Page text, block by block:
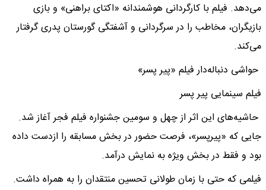
می‌دهد. فیلم با کارگردانی هوشمندانه «اکتای براهنی» و بازی
بازیگران، مخاطب را در سرگردانی و آشفتگی گورستان پدری گرفتار
می‌کند.
حواشی دنباله‌دار فیلم «پیر پسر»
فیلم سینمایی پیر پسر
حاشیه‌های این اثر از چهل و سومین جشنواره فیلم فجر آغاز شد.
جایی که «پیرپسر»، فرصت حضور در بخش مسابقه را ازدست ‌داده
بود و فقط در بخش ویژه به نمایش درآمد.
فیلمی که حتی با زمان طولانی تحسین منتقدان را به همراه داشت.